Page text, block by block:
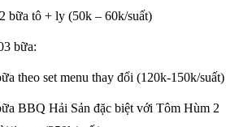
bữa tô + ly (50k – 60k/suất)
bữa:
theo set menu thay đổi (120k-150k/suất)
BBQ Hải Sản đặc biệt với Tôm Hùm 2